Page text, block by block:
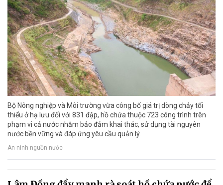
Bộ Nông nghiệp và Môi trường vừa công bố giá trị dòng chảy tối
thiểu ở hạ lưu đối với 831 đập, hồ chứa thuộc 723 công trình trên
phạm vi cả nước nhằm bảo đảm khai thác, sử dụng tài nguyên
nước bền vững và đáp ứng yêu cầu quản lý.
An ninh nguồn nước